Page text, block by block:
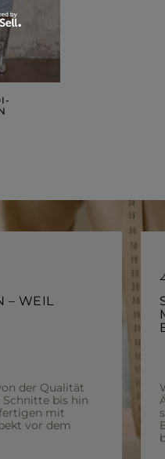
– WEIL
der Qualität
bis hin
mit
vor dem